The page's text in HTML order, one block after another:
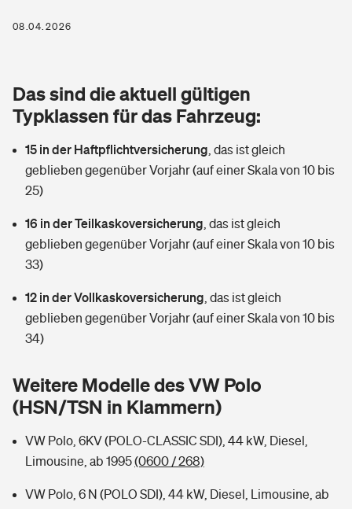
Zur Übersicht
Tools
Wer versichert was: Jetzt Versicherer finden
Sie haben Fragen?
Glasversicherung
Mietkautionsversicherung
Restkreditversicherung
Zur Übersicht
Tools
Wer versichert was: Jetzt Versicherer finden
Sie haben Fragen?
Kinderunfall­ver­si­che­rung
Kinderinvalidität
Hundehalter-Haftpflicht
Handyversicherung
Musikinstrumentenversicherung
Zur Übersicht
Private Krankenversicherung
Dread-Disease-Versicherung
Tierkrankenversicherung
Zur Übersicht
Tools
Wer versichert was: Jetzt Versicherer finden
Sie haben Fragen?
Rentenrechner: Wie viel Geld bekomme ich im Alter?
08.04.2026
Das sind die aktuell gültigen
Typklassen für das Fahrzeug:
15 in der Haftpflichtversicherung das ist gleich
geblieben gegenüber Vorjahr (auf einer Skala von 10 bis
25)
16 in der Teilkaskoversicherung das ist gleich
geblieben gegenüber Vorjahr (auf einer Skala von 10 bis
33)
12 in der Vollkaskoversicherung das ist gleich
geblieben gegenüber Vorjahr (auf einer Skala von 10 bis
34)
Weitere Modelle des VW Polo
(HSN/TSN in Klammern)
VW Polo, 6KV (POLO-CLASSIC SDI), 44 kW, Diesel,
Limousine, ab 1995(0600 / 268)
VW Polo, 6 N (POLO SDI), 44 kW, Diesel, Limousine, ab